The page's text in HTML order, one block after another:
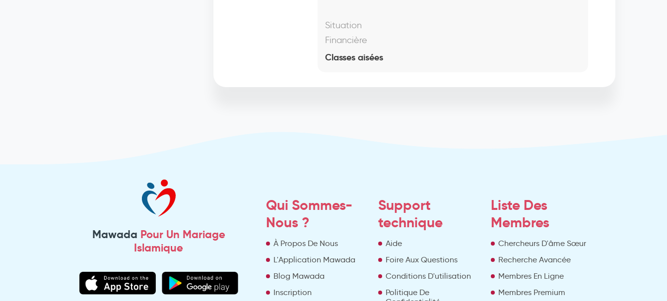
Situation
Financière
Classes aisées
Mawada Pour Un Mariage
Islamique
Qui Sommes-
Nous ?
À Propos De Nous
L'Application Mawada
Blog Mawada
Inscription
Support
technique
Aide
Foire Aux Questions
Conditions D'utilisation
Politique De
Liste Des
Membres
Chercheurs D'âme Sœur
Recherche Avancée
Membres En Ligne
Membres Premium